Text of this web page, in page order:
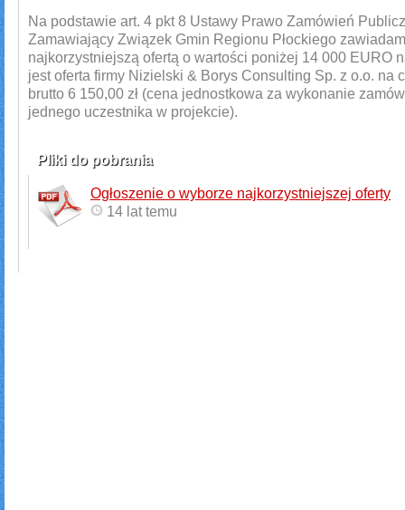
Na podstawie art. 4 pkt 8 Ustawy Prawo Zamówień
Zamawiający Związek Gmin Regionu Płockiego
najkorzystniejszą ofertą o wartości poniżej 14 000 EURO
jest oferta firmy Nizielski & Borys Consulting Sp. z o.o. na
brutto 6 150,00 zł (cena jednostkowa za wykonanie
jednego uczestnika w projekcie).
Pliki do pobrania
Ogłoszenie o wyborze najkorzystniejszej oferty
14 lat temu